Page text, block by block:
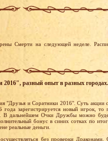
Смерти на следующей неделе.
разный опыт в разных городах.
"Друзья и Соратники 2016". Суть акции
зарегистрируется новый игрок, то
дальнейшем Очки Дружбы можно
бонус в синих сотках по
реальные деньги.
без проверки Драконами.